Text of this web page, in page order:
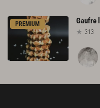
PREMIUM Gaufre
313